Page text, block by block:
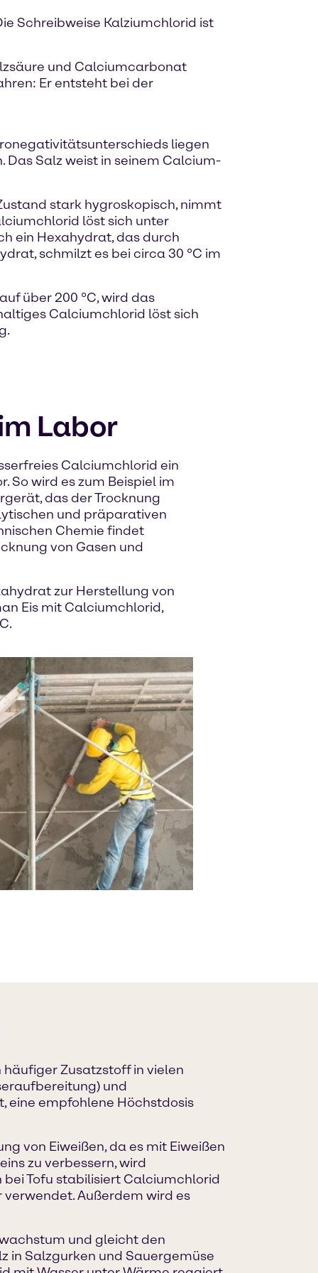
Schreibweise Kalziumchlorid ist
und Calciumcarbonat
Er entsteht bei der
liegen
Salz weist in seinem Calcium-
stark hygroskopisch, nimmt
löst sich unter
ein Hexahydrat, das durch
schmilzt es bei circa 30 °C im
über 200 °C, wird das
Calciumchlorid löst sich
Labor
Calciumchlorid ein
So wird es zum Beispiel im
das der Trocknung
und präparativen
Chemie findet
von Gasen und
zur Herstellung von
Eis mit Calciumchlorid,
Zusatzstoff in vielen
und
eine empfohlene Höchstdosis
von Eiweißen, da es mit Eiweißen
zu verbessern, wird
Tofu stabilisiert Calciumchlorid
verwendet. Außerdem wird es
und gleicht den
in Salzgurken und Sauergemüse